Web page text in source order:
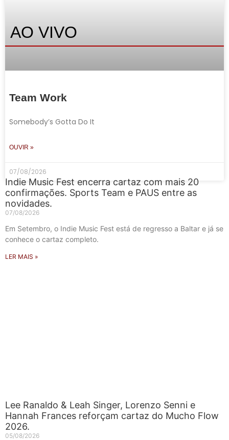
Team Work
Somebody’s Gotta Do It
OUVIR »
07/08/2026
AO VIVO
Indie Music Fest encerra cartaz com mais 20
confirmações. Sports Team e PAUS entre as
novidades.
07/08/2026
Em Setembro, o Indie Music Fest está de regresso a Baltar e já se
conhece o cartaz completo.
LER MAIS »
Lee Ranaldo & Leah Singer, Lorenzo Senni e
Hannah Frances reforçam cartaz do Mucho Flow
2026.
05/08/2026